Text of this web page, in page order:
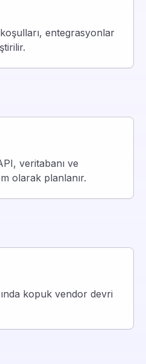
entegrasyonlar
veritabanı ve
olarak planlanır.
kopuk vendor devri